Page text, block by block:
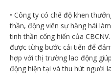
• Công ty có chế độ khen
thần, động viên sự hăng hái
tinh thần cống hiến của
được từng bước cải tiến để
hợp với thị trường lao động
động hiện tại và thu hút người